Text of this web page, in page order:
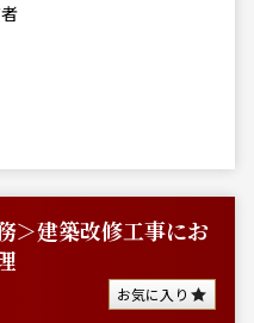
＞建築改修工事にお
お気に入り